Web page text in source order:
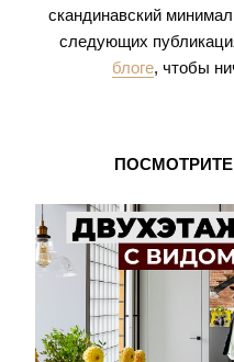
скандинавский
следующих
блоге, чтобы